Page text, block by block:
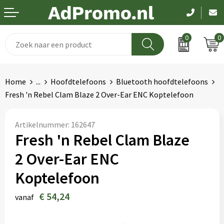
0 0
Paraplu's
Elektronica
Anti-stress
Elektronica, Gadgets en USB
Feestartikelen
Fitness
Bodywarmers
Caps, Hoeden en Mutsen
Handschoenen en Sjaals
Hygiëne en Persoonlijke verzorging
Pasen
Kerst
EK en WK
Pakketten voor elke gelegenheid
Home ... Hoofdtelefoons
Bluetooth hoofdtelefoons
Fresh 'n Rebel Clam Blaze 2 Over-Ear ENC Koptelefoon
Artikelnummer: 162647
Fresh 'n Rebel Clam Blaze
2 Over-Ear ENC
Koptelefoon
vanaf € 54,24